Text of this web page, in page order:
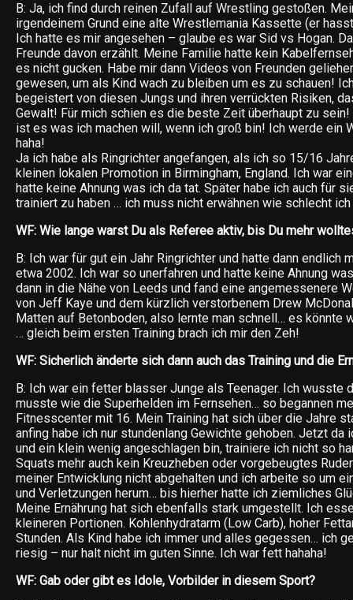
B: Ja, ich find durch reinen Zufall auf Wrestling gestoßen.
irgendeinem Grund eine alte Wrestlemania Kassette (er
Ich hatte es mir angesehen – glaube es war Sid vs Hogan.
Freunde davon erzählt. Meine Familie hatte kein
es nicht gucken. Habe mir dann Videos von Freunden
gewesen, um als Kind wach zu bleiben um es zu schauen!
begeistert von diesen Jungs und ihren verrückten Risiken,
Gewalt! Für mich schien es die beste Zeit überhaupt zu sein!
ist es was ich machen will, wenn ich groß bin! Ich werde ein
haha!
Ja ich habe als Ringrichter angefangen, als ich so 15/16
kleinen lokalen Promotion in Birmingham, England. Ich war
hatte keine Ahnung was ich da tat. Später habe ich auch für
trainiert zu haben … ich muss nicht erwähnen wie schlecht ich
WF: Wie lange warst Du als Referee aktiv, bis Du mehr
B: Ich war für gut ein Jahr Ringrichter und hatte dann endlich
etwa 2002. Ich war so unerfahren und hatte keine Ahnung
dann in die Nähe von Leeds und fand eine angemessenere
von Jeff Kaye und dem kürzlich verstorbenem Drew
Matten auf Betonboden, also lernte man schnell… es könnte
… gleich beim ersten Training brach ich mir den Zeh!
WF: Sicherlich änderte sich dann auch das Training und die
B: Ich war ein fetter blasser Junge als Teenager. Ich wusste
musste wie die Superhelden im Fernsehen… so begannen
Fitnesscenter mit 16. Mein Training hat sich über die Jahre
anfing habe ich nur stundenlang Gewichte gehoben. Jetzt da
und ein klein wenig angeschlagen bin, trainiere ich nicht so
Squats mehr auch kein Kreuzheben oder vorgebeugtes
meiner Entwicklung nicht abgehalten und ich arbeite so um
und Verletzungen herum… bis hierher hatte ich ziemliches
Meine Ernährung hat sich ebenfalls stark umgestellt. Ich
kleineren Portionen. Kohlenhydratarm (Low Carb), hoher
Stunden. Als Kind habe ich immer und alles gegessen… ich
riesig – nur halt nicht im guten Sinne. Ich war fett hahaha!
WF: Gab oder gibt es Idole, Vorbilder in diesem Sport?